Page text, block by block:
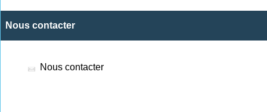
Nous contacter
Nous contacter